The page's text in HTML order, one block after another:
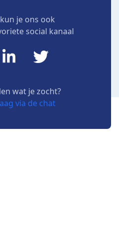
je ons ook
social kanaal
wat je zocht?
via de chat